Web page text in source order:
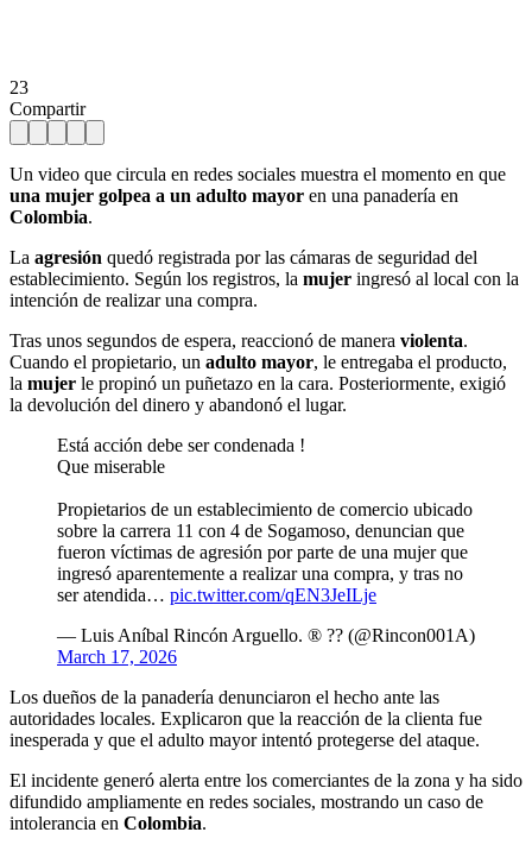
23
Compartir
Un video que circula en redes sociales muestra el momento en que
una mujer golpea a un adulto mayor en una panadería en
Colombia.
La agresión quedó registrada por las cámaras de seguridad del
establecimiento. Según los registros, la mujer ingresó al local con la
intención de realizar una compra.
Tras unos segundos de espera, reaccionó de manera violenta.
Cuando el propietario, un adulto mayor, le entregaba el producto,
la mujer le propinó un puñetazo en la cara. Posteriormente, exigió
la devolución del dinero y abandonó el lugar.
Está acción debe ser condenada !
Que miserable
Propietarios de un establecimiento de comercio ubicado
sobre la carrera 11 con 4 de Sogamoso, denuncian que
fueron víctimas de agresión por parte de una mujer que
ingresó aparentemente a realizar una compra, y tras no
ser atendida… pic.twitter.com/qEN3JeILje
— Luis Aníbal Rincón Arguello. ® ?? (@Rincon001A)
March 17, 2026
Los dueños de la panadería denunciaron el hecho ante las
autoridades locales. Explicaron que la reacción de la clienta fue
inesperada y que el adulto mayor intentó protegerse del ataque.
El incidente generó alerta entre los comerciantes de la zona y ha sido
difundido ampliamente en redes sociales, mostrando un caso de
intolerancia en Colombia.